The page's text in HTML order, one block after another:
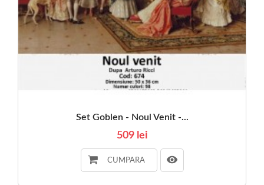
Set Goblen - Noul Venit -...
509 lei
CUMPARA